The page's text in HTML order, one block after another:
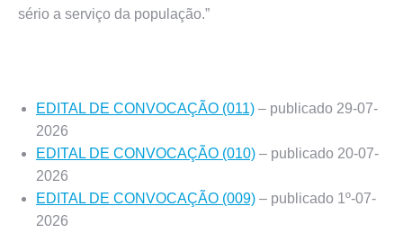
sério a serviço da população.”
EDITAL DE CONVOCAÇÃO (011) – publicado 29-07-
2026
EDITAL DE CONVOCAÇÃO (010) – publicado 20-07-
2026
EDITAL DE CONVOCAÇÃO (009) – publicado 1º-07-
2026